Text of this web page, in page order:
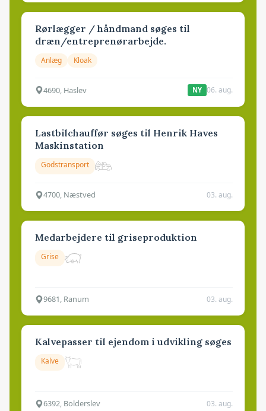
Rørlægger / håndmand søges til
dræn/entreprenørarbejde.
Anlæg Kloak
4690, Haslev NY 06. aug.
Lastbilchauffør søges til Henrik Haves
Maskinstation
Godstransport
4700, Næstved 03. aug.
Medarbejdere til griseproduktion
Grise
9681, Ranum 03. aug.
Kalvepasser til ejendom i udvikling søges
Kalve
6392, Bolderslev 03. aug.